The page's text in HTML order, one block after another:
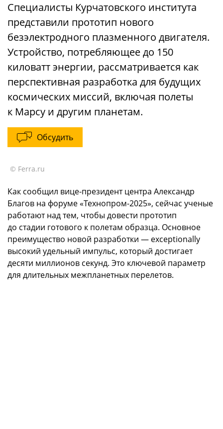
Специалисты Курчатовского института
представили прототип нового
безэлектродного плазменного двигателя.
Устройство, потребляющее до 150
киловатт энергии, рассматривается как
перспективная разработка для будущих
космических миссий, включая полеты
к Марсу и другим планетам.
Обсудить
© Ferra.ru
Как сообщил вице-президент центра Александр
Благов на форуме «Технопром-2025», сейчас ученые
работают над тем, чтобы довести прототип
до стадии готового к полетам образца. Основное
преимущество новой разработки — exceptionally
высокий удельный импульс, который достигает
десяти миллионов секунд. Это ключевой параметр
для длительных межпланетных перелетов.